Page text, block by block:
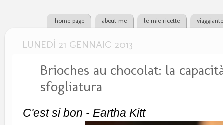
home page about me le mie ricette
LUNEDÌ 21 GENNAIO 2013
Brioches au chocolat: la
sfogliatura
C'est si bon - Eartha Kitt